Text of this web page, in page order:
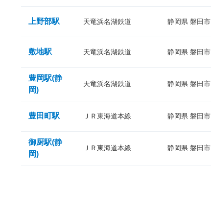
上野部駅 天竜浜名湖鉄道 静岡県 磐田市
敷地駅 天竜浜名湖鉄道 静岡県 磐田市
豊岡駅(静
岡)
天竜浜名湖鉄道 静岡県 磐田市
豊田町駅 ＪＲ東海道本線 静岡県 磐田市
御厨駅(静
岡)
ＪＲ東海道本線 静岡県 磐田市